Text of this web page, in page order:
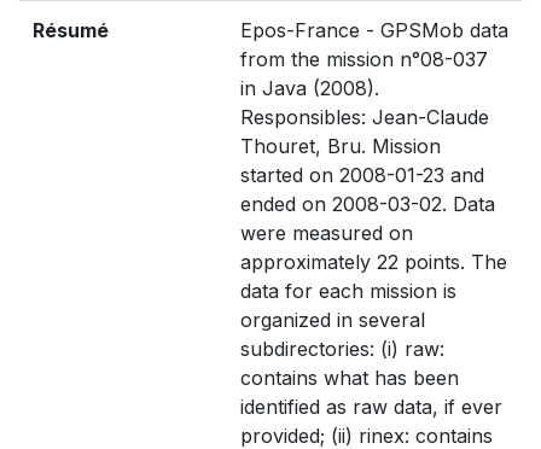
Résumé
Epos-France - GPSMob data
from the mission n°08-037
in Java (2008).
Responsibles: Jean-Claude
Thouret, Bru. Mission
started on 2008-01-23 and
ended on 2008-03-02. Data
were measured on
approximately 22 points. The
data for each mission is
organized in several
subdirectories: (i) raw:
contains what has been
identified as raw data, if ever
provided; (ii) rinex: contains